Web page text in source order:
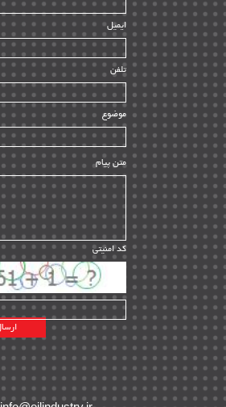
HSE | ۳۹
ساخت و نصب | ۱۲
راه اندازی | ۹
سازندگان و تامین کنندگان | ۱۰
تامین مالی و سرمایه گذاری | ۳۲
ماشین آلات
مدیریت پروژه
مدیریت دانش
مدیریت سازمانی و عمومی | ۲
تأمین کالا | ۱۳
EPC | ۲۰
پیمانکاران بین المللی | ۸
اطلاعات انرژی کشورها | ۱۴
پروژه های خارجی | ۱۵
نقشه های نفت و گاز خارجی | ۱۰
شرکت های نفتی | ۱۴
پلانت های فعال | ۴۰
ایمیل
تلفن
موضوع
متن پیام
کد امنیتی